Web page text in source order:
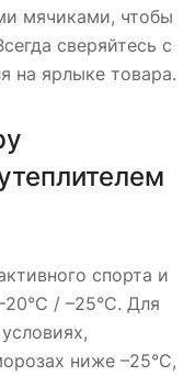
мячиками, чтобы
сверяйтесь с
на ярлыке товара.
спорта и
/ –25°C. Для
ниже –25°C,